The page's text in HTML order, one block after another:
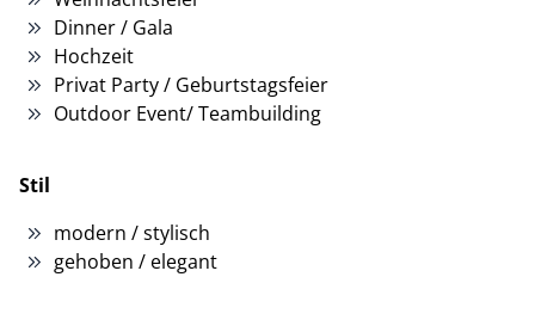
Dinner / Gala
Hochzeit
Privat Party / Geburtstagsfeier
Outdoor Event/ Teambuilding
Stil
modern / stylisch
gehoben / elegant